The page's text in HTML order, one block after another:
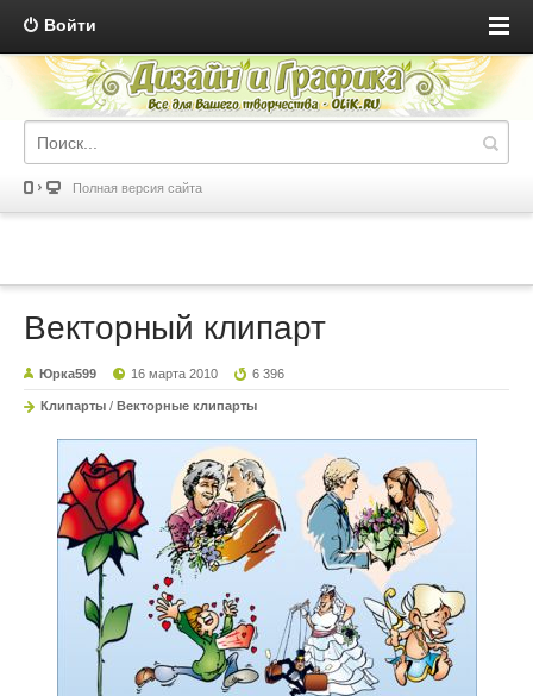
Войти
Полная версия сайта
Векторный клипарт
Юрка599 16 марта 2010 6 396
Клипарты / Векторные клипарты